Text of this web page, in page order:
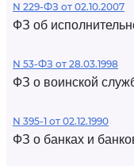
N 229-ФЗ от 02.10.2007
ФЗ об
N 53-ФЗ от 28.03.1998
ФЗ о воинской
N 395-1 от 02.12.1990
ФЗ о банках и